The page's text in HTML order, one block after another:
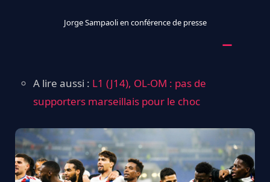
Jorge Sampaoli en conférence de presse
A lire aussi : L1 (J14), OL-OM : pas de
supporters marseillais pour le choc